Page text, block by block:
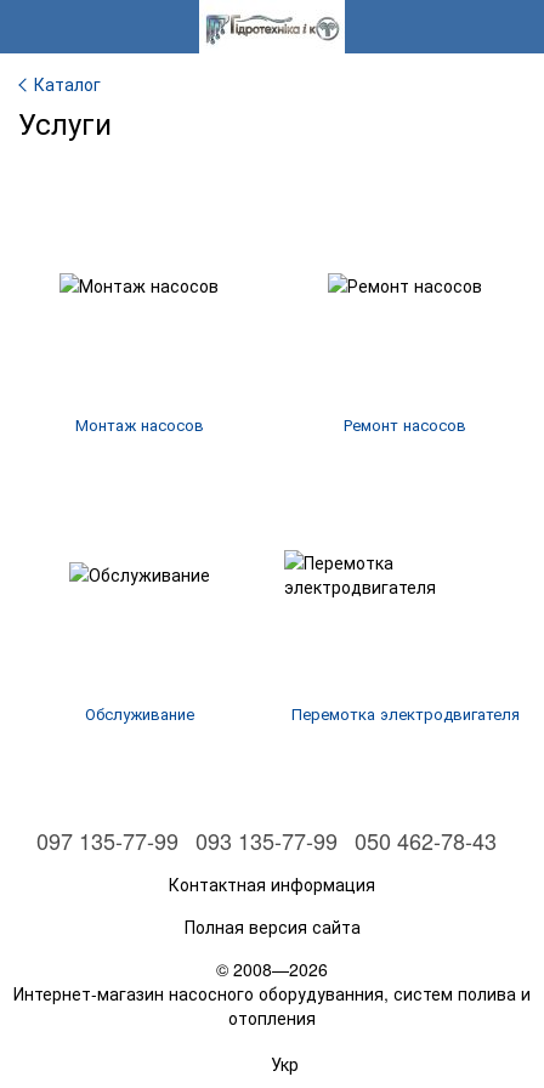
Каталог
Услуги
Монтаж насосов Ремонт насосов
Обслуживание Перемотка электродвигателя
097 135-77-99 093 135-77-99 050 462-78-43
Контактная информация
Полная версия сайта
© 2008—2026
Интернет-магазин насосного оборудуванния, систем полива и
отопления
Укр